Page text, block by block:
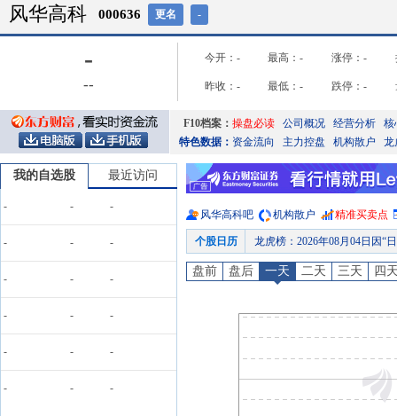
风华高科 000636 更名 -
-
--
今开： - 最高： - 涨停： -
昨收： - 最低： - 跌停： -
F10档案： 操盘必读 公司概况 经营分析
核
特色数据： 资金流向 主力控盘 机构散户 龙
我的自选股 最近访问
- - -
- - -
- - -
- - -
- - -
- - -
风华高科吧 机构散户 精准买卖点
个股日历 龙虎榜 ： 2026年08月04日因“
大宗交易：2026年07月31日共
股权质押
龙虎榜：2026年07月29日因“
预约披露日：2026年半年报预
股东大会：于2026-08-12召开
股权质押 ：截止2026年08月07
盘前 盘后 一天 二天 三天 四